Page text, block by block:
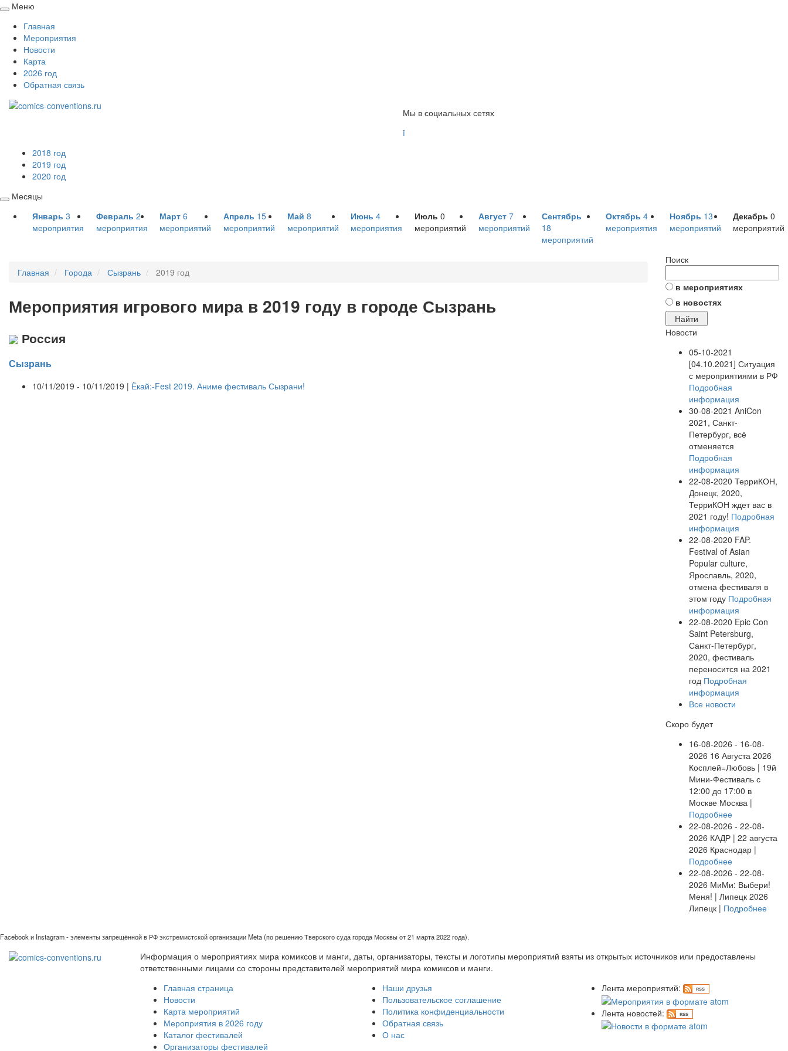
Свернуть
развернуть
Меню
Главная
Мероприятия
Новости
Карта
2026 год
Обратная связь
Мы в социальных сетях

2018 год
2019 год
2020 год
Свернуть
развернуть
Месяцы
Январь 3
мероприятия
Февраль 2
мероприятия
Март 6
мероприятий
Апрель 15
мероприятий
Май 8
мероприятий
Июнь 4
мероприятия
Июль 0
мероприятий
Август 7
мероприятий
Сентябрь
18
мероприятий
Октябрь 4
мероприятия
Ноябрь 13
мероприятий
Декабрь 0
мероприятий
Главная Города Сызрань 2019 год
Мероприятия игрового мира в 2019 году в городе Сызрань
Россия
Сызрань
10/11/2019 - 10/11/2019 | Ёкай:-Fest 2019. Аниме фестиваль Сызрани!
Поиск
в мероприятиях
в новостях
Новости
05-10-2021
[04.10.2021] Ситуация
с мероприятиями в РФ
Подробная
информация
30-08-2021 AniCon
2021, Санкт-
Петербург, всё
отменяется
Подробная
информация
22-08-2020 ТерриКОН,
Донецк, 2020,
ТерриКОН ждет вас в
2021 году! Подробная
информация
22-08-2020 FAP.
Festival of Asian
Popular culture,
Ярославль, 2020,
отмена фестиваля в
этом году Подробная
информация
22-08-2020 Epic Con
Saint Petersburg,
Санкт-Петербург,
2020, фестиваль
переносится на 2021
год Подробная
информация
Все новости
Скоро будет
16-08-2026 - 16-08-
2026 16 Августа 2026
Косплей=Любовь | 19й
Мини-Фестиваль с
12:00 до 17:00 в
Москве Москва |
Подробнее
22-08-2026 - 22-08-
2026 КАДР | 22 августа
2026 Краснодар |
Подробнее
22-08-2026 - 22-08-
2026 МиМи: Выбери!
Меня! | Липецк 2026
Липецк | Подробнее
Facebook и Instagram - элементы запрещённой в РФ экстремистской организации Meta (по решению Тверского суда города Москвы от 21 марта 2022 года).
Информация о мероприятиях мира комиксов и манги, даты, организаторы, тексты и логотипы мероприятий взяты из открытых источников или предоставлены
ответственными лицами со стороны представителей мероприятий мира комиксов и манги.
Главная страница
Новости
Карта мероприятий
Мероприятия в 2026 году
Каталог фестивалей
Организаторы фестивалей
Наши друзья
Пользовательское соглашение
Политика конфиденциальности
Обратная связь
О нас
Лента мероприятий:
Лента новостей: